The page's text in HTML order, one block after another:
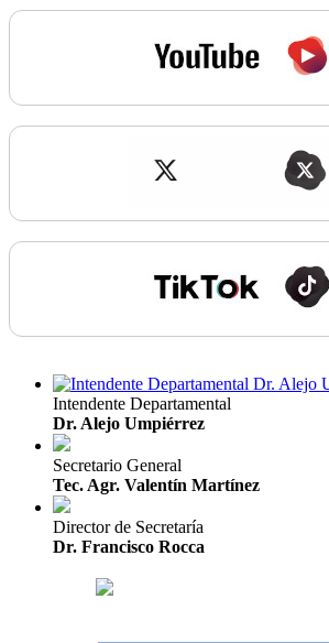
Intendente Departamental
Dr. Alejo Umpiérrez
Secretario General
Tec. Agr. Valentín Martínez
Director de Secretaría
Dr. Francisco Rocca